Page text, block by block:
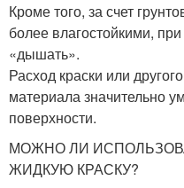
Кроме того, за счет
более влагостойкими,
«дышать».
Расход краски или
материала значительно
поверхности.
МОЖНО ЛИ
ЖИДКУЮ КРАСКУ?